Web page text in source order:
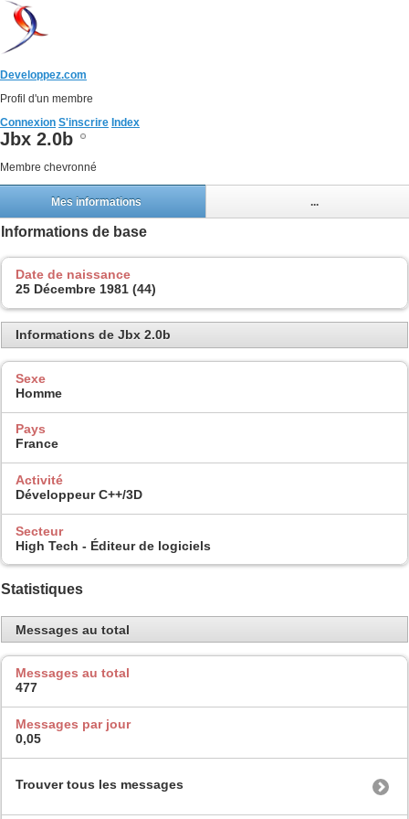
Developpez.com
Profil d'un membre
Connexion S'inscrire Index
Jbx 2.0b
Membre chevronné
Mes informations ...
Informations de base
Date de naissance
25 Décembre 1981 (44)
Informations de Jbx 2.0b
Sexe
Homme
Pays
France
Activité
Développeur C++/3D
Secteur
High Tech - Éditeur de logiciels
Statistiques
Messages au total
Messages au total
477
Messages par jour
0,05
Trouver tous les messages